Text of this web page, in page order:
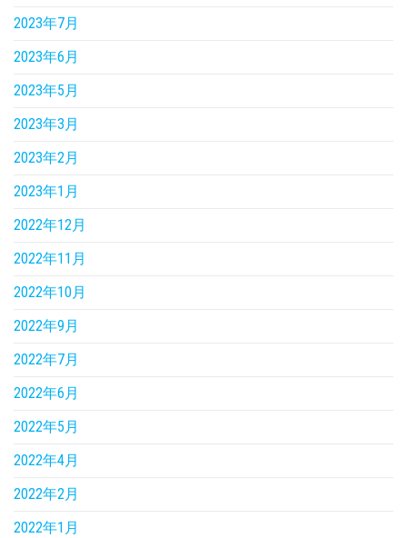
2023年7月
2023年6月
2023年5月
2023年3月
2023年2月
2023年1月
2022年12月
2022年11月
2022年10月
2022年9月
2022年7月
2022年6月
2022年5月
2022年4月
2022年2月
2022年1月